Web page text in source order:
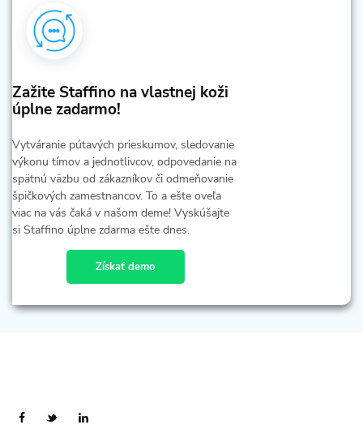
Zažite Staffino na vlastnej koži
úplne zadarmo!
Vytváranie pútavých prieskumov, sledovanie
výkonu tímov a jednotlivcov, odpovedanie na
spätnú väzbu od zákazníkov či odmeňovanie
špičkových zamestnancov. To a ešte oveľa
viac na vás čaká v našom deme! Vyskúšajte
si Staffino úplne zdarma ešte dnes.
Získať demo